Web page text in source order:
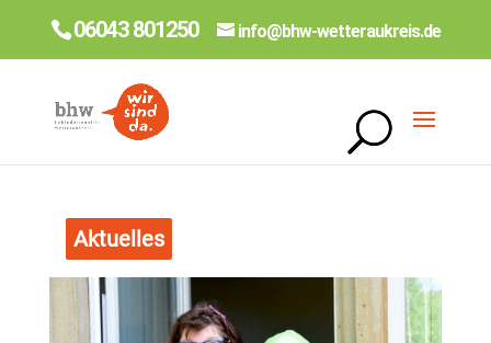
06043 801250 info@bhw-wetteraukreis.de
Aktuelles